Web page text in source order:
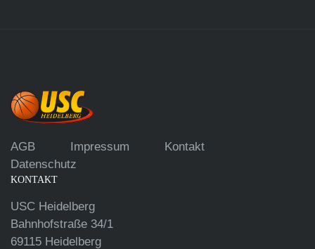
AGB Impressum
Kontakt
Datenschutz
KONTAKT
USC Heidelberg
Bahnhofstraße 34/1
69115 Heidelberg